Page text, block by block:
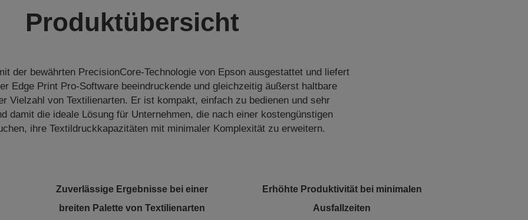
Produktübersicht
der bewährten PrecisionCore-Technologie von Epson ausgestattet und liefert
Edge Print Pro-Software beeindruckende und gleichzeitig äußerst haltbare
Vielzahl von Textilienarten. Er ist kompakt, einfach zu bedienen und sehr
damit die ideale Lösung für Unternehmen, die nach einer kostengünstigen
ihre Textildruckkapazitäten mit minimaler Komplexität zu erweitern.
Zuverlässige Ergebnisse bei einer
breiten Palette von Textilienarten
Erhöhte Produktivität bei minimalen
Ausfallzeiten